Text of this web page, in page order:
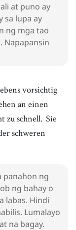
at puno ay
sa lupa ay
ng mga tao
Napapansin
vorsichtig
an einen
zu schnell. Sie
schweren
panahon ng
ng bahay o
labas. Hindi
Lumalayo
na bagay.